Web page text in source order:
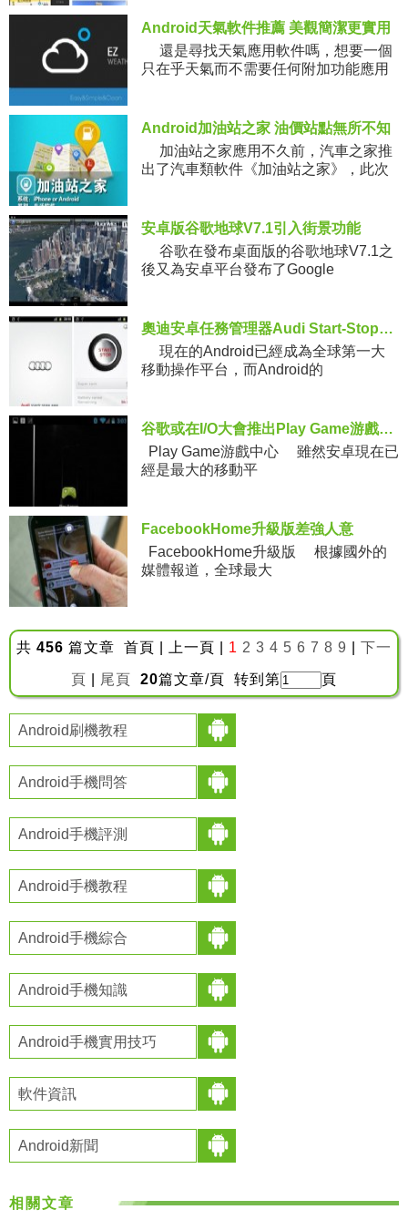
Android天氣軟件推薦 美觀簡潔更實用
還是尋找天氣應用軟件嗎，想要一個
只在乎天氣而不需要任何附加功能應用
Android加油站之家 油價站點無所不知
加油站之家應用不久前，汽車之家推
出了汽車類軟件《加油站之家》，此次
安卓版谷歌地球V7.1引入街景功能
谷歌在發布桌面版的谷歌地球V7.1之
後又為安卓平台發布了Google
奧迪安卓任務管理器Audi Start-Stop發布
現在的Android已經成為全球第一大
移動操作平台，而Android的
谷歌或在I/O大會推出Play Game游戲中心
Play Game游戲中心 雖然安卓現在已
經是最大的移動平
FacebookHome升級版差強人意
FacebookHome升級版 根據國外的
媒體報道，全球最大
共 456 篇文章 首頁 | 上一頁 | 1 2 3 4 5 6 7 8 9 下一
頁 尾頁 20篇文章/頁 转到第 頁
Android刷機教程
Android手機問答
Android手機評測
Android手機教程
Android手機綜合
Android手機知識
Android手機實用技巧
軟件資訊
Android新聞
相關文章